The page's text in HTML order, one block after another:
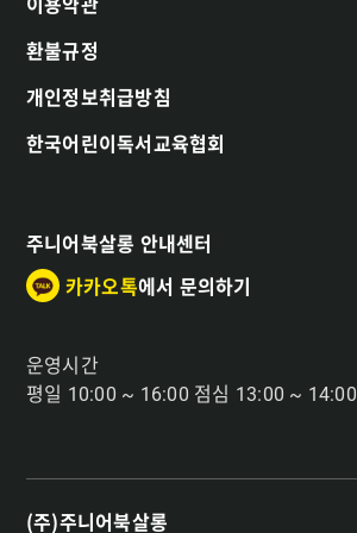
환불규정
개인정보취급방침
한국어린이독서교육협회
주니어북살롱 안내센터
카카오톡에서 문의하기
운영시간
평일 10:00 ~ 16:00 점심 13:00 ~ 14:00
(주)주니어북살롱